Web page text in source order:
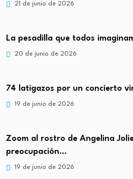
21 de junio de 2026
La pesadilla que todos
20 de junio de 2026
74 latigazos por un concierto
19 de junio de 2026
Zoom al rostro de Angelina
preocupación…
19 de junio de 2026